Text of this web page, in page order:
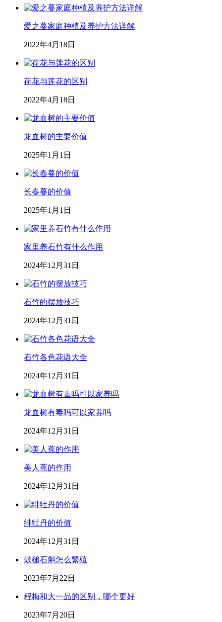
爱之蔓家庭种植及养护方法详解
2022年4月18日
荷花与莲花的区别
2022年4月18日
龙血树的主要价值
2025年1月1日
长春蔓的价值
2025年1月1日
家里养石竹有什么作用
2024年12月31日
石竹的摆放技巧
2024年12月31日
石竹各色花语大全
2024年12月31日
龙血树有毒吗可以家养吗
2024年12月31日
美人蕉的作用
2024年12月31日
绯牡丹的价值
2024年12月31日
鼓槌石斛怎么繁殖
2023年7月22日
程梅和大一品的区别，哪个更好
2023年7月20日